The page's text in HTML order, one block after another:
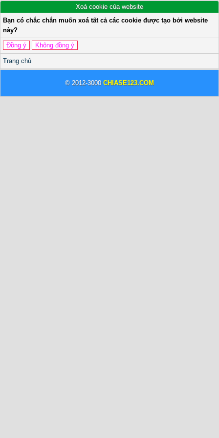
Xoá cookie của website
Bạn có chắc chắn muốn xoá tất cả các cookie được tạo bởi website
này?
Trang chủ
© 2012-3000 CHIASE123.COM